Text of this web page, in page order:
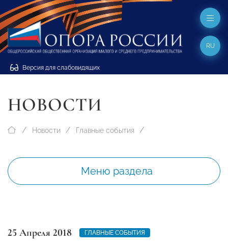
Версия для слабовидящих
RU
НОВОСТИ
Новости Главные события
Меню раздела
25 Апреля 2018 ГЛАВНЫЕ СОБЫТИЯ